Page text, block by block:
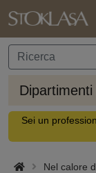
Dipartimenti
Sei un
Nel calore